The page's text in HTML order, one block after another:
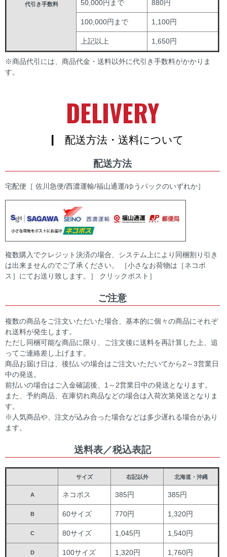
代引き手数料 50,000円まで 880円
100,000円まで 1,100円
上記以上 1,650円
※商品代引には、商品代金・送料以外に代引き手数料がかかりま
す。
DELIVERY
| 配送方法・送料について
配送方法
宅配便［ 佐川急便/西濃運輸/福山通運/ゆうパックのいずれか］
複数購入でクレジット決済の場合、システム上により同梱割り引き
は出来ませんのでご了承ください。 ［小さなお荷物は［ネコポ
ス］にてお送り致します。］ クリックポスト］
ご注意
複数の商品をご注文いただいた場合、基本的に個々の商品にそれぞ
れ送料が発生します。
ただし同梱可能な商品に限り、ご注文後に送料を再計算した上、追
ってご連絡差し上げます。
商品お届け日は、後払いの場合はご注文いただいてから2～3営業日
中の発送。
前払いの場合はご入金確認後、1～2営業日中の発送となります。
また、予約商品、在庫切れ商品などの場合は入荷次第発送となりま
す。
※人気商品や、注文が込み合った場合などは多少遅れる場合があり
ます。
送料表／税込表記
サイズ 右記以外 北海道・沖縄
A ネコポス 385円 385円
B 60サイズ 770円 1,320円
C 80サイズ 1,045円 1,540円
D 100サイズ 1,320円 1,760円